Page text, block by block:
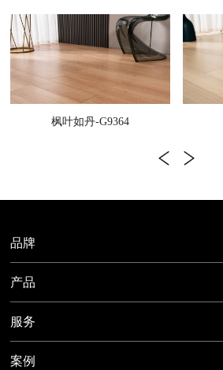
枫叶如丹-G9364
品牌
产品
服务
案例